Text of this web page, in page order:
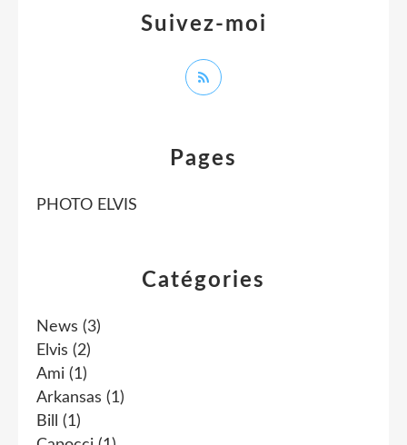
Catégories
News (3)
Elvis (2)
Ami (1)
Arkansas (1)
Bill
(1)
Pages
PHOTO ELVIS
Suivez-moi